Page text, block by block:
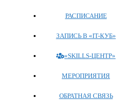
РАСПИСАНИЕ
ЗАПИСЬ В «IT-КУБ»
«SKILLS-ЦЕНТР»
МЕРОПРИЯТИЯ
ОБРАТНАЯ СВЯЗЬ